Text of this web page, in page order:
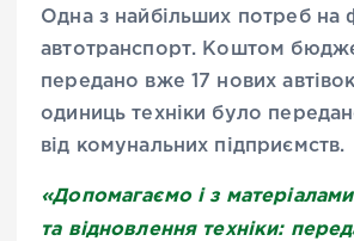
Одна з найбільших потреб на
автотранспорт. Коштом
передано вже 17 нових
одиниць техніки було
від комунальних підприємств.
«Допомагаємо і з
та відновлення техніки: